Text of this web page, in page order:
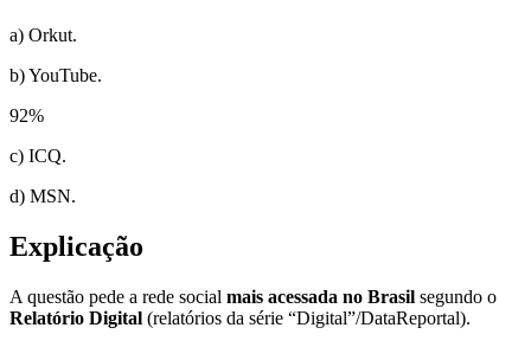
a) Orkut.
b) YouTube.
92%
c) ICQ.
d) MSN.
Explicação
A questão pede a rede social mais acessada no Brasil segundo o
Relatório Digital (relatórios da série “Digital”/DataReportal).